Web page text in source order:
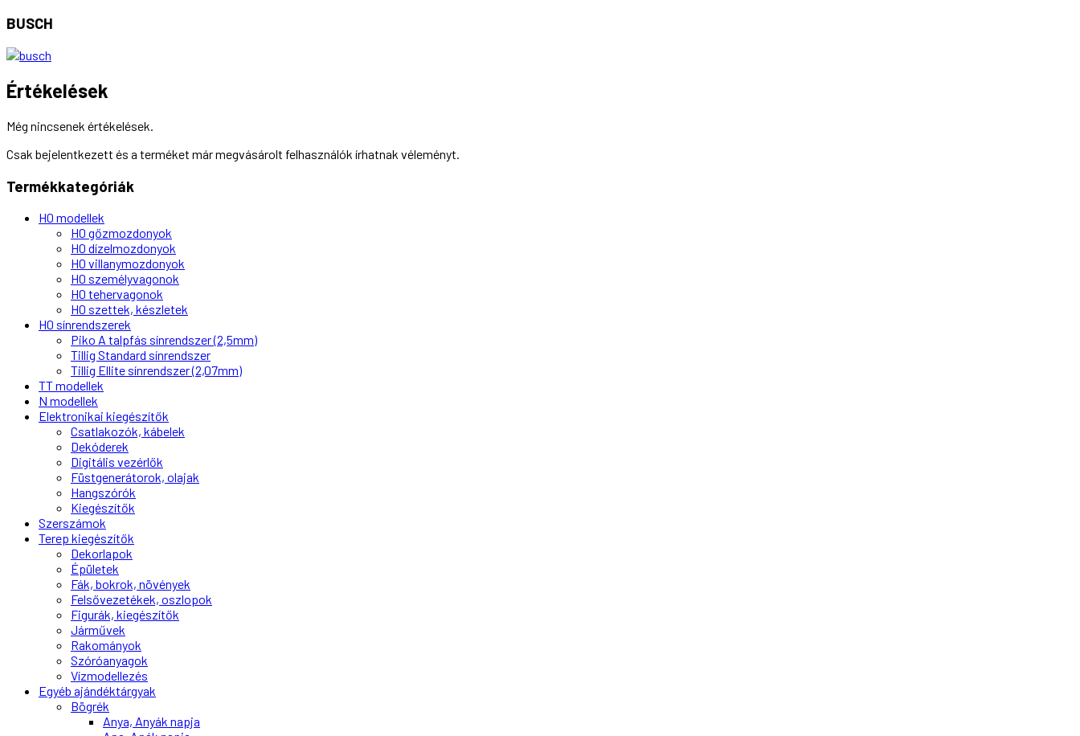
BUSCH
Értékelések
Még nincsenek értékelések.
Csak bejelentkezett és a terméket már megvásárolt felhasználók írhatnak véleményt.
Termékkategóriák
H0 modellek
H0 gőzmozdonyok
H0 dízelmozdonyok
H0 villanymozdonyok
H0 személyvagonok
H0 tehervagonok
H0 szettek, készletek
H0 sínrendszerek
Piko A talpfás sínrendszer (2,5mm)
Tillig Standard sínrendszer
Tillig Ellite sínrendszer (2,07mm)
TT modellek
N modellek
Elektronikai kiegészítők
Csatlakozók, kábelek
Dekóderek
Digitális vezérlők
Füstgenerátorok, olajak
Hangszórók
Kiegészítők
Szerszámok
Terep kiegészítők
Dekorlapok
Épületek
Fák, bokrok, növények
Felsővezetékek, oszlopok
Figurák, kiegészítők
Járművek
Rakományok
Szóróanyagok
Vízmodellezés
Egyéb ajándéktárgyak
Bögrék
Anya, Anyák napja